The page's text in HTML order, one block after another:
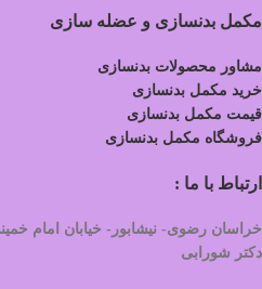
مکمل بدنسازی و عضله سازی
مشاور محصولات بدنسازی
خرید مکمل بدنسازی
قیمت مکمل بدنسازی
فروشگاه مکمل بدنسازی
ارتباط با ما :
خراسان رضوی- نیشابور- خیابان امام
دکتر شورابی